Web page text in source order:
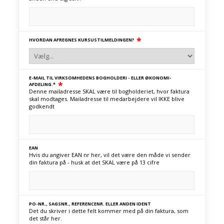
HVORDAN AFREGNES KURSUSTILMELDINGEN? *
E-MAIL TIL VIRKSOMHEDENS BOGHOLDERI - ELLER ØKONOMI-
AFDELING.* *
Denne mailadresse SKAL være til bogholderiet, hvor faktura
skal modtages. Mailadresse til medarbejdere vil IKKE blive
godkendt
EAN
Hvis du angiver EAN nr her, vil det være den måde vi sender
din faktura på - husk at det SKAL være på 13 cifre
PO-NR., SAGSNR., REFERENCENR. ELLER ANDEN IDENT
Det du skriver i dette felt kommer med på din faktura, som
det står her.